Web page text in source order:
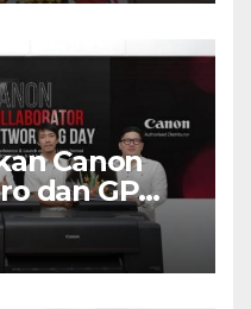
Canon
dan GP